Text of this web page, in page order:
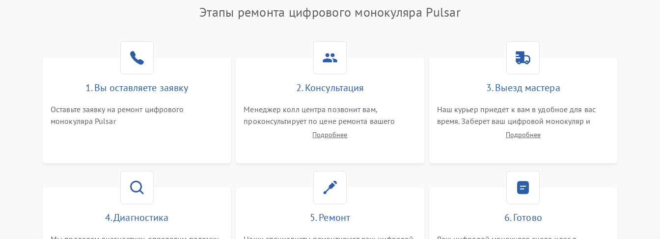
Этапы ремонта цифрового монокуляра Pulsar
1. Вы оставляете заявку
Оставьте заявку на ремонт цифрового
монокуляра Pulsar
2. Консультация
Менеджер колл центра позвонит вам,
проконсультирует по цене ремонта вашего
цифрового монокуляра а также ответит на все
Подробнее
3. Выезд мастера
Наш курьер приедет к вам в удобное для вас
время. Заберет ваш цифровой монокуляр и
привезет на склад для диагностики.
Подробнее
4. Диагностика 5. Ремонт 6. Готово